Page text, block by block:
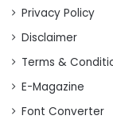
Privacy Policy
Disclaimer
Terms &
E-Magazine
Font Converter